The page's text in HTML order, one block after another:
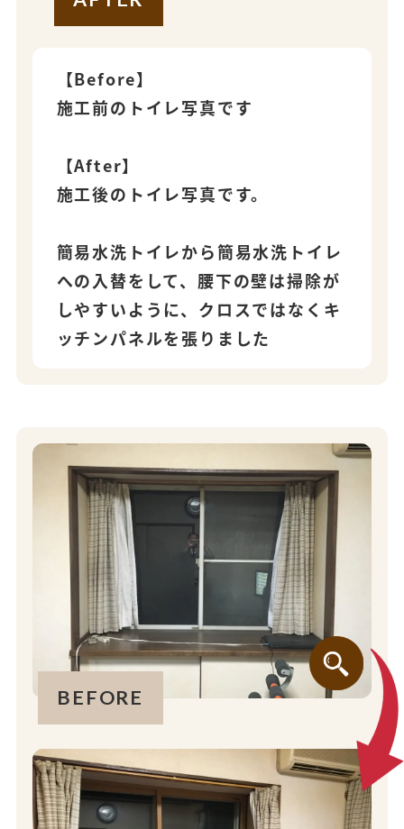
【Before】
施工前のトイレ写真です
【After】
施工後のトイレ写真です。
簡易水洗トイレから簡易水洗トイレ
への入替をして、腰下の壁は掃除が
しやすいように、クロスではなくキ
ッチンパネルを張りました
BEFORE